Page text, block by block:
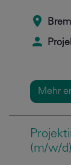
Mehr
(m/w/d)